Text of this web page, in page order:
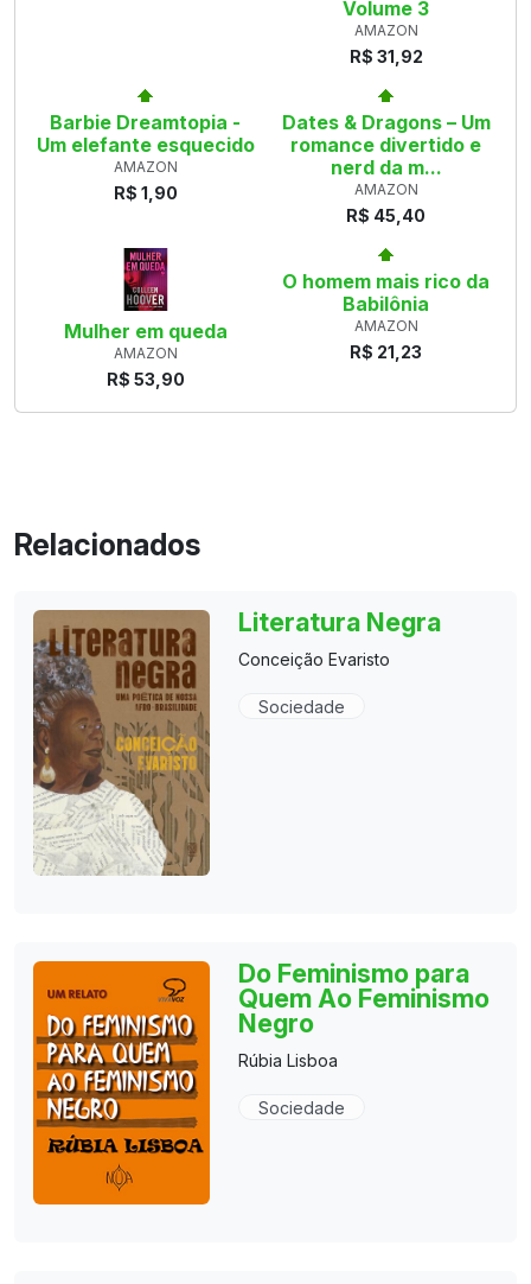
Volume 3
AMAZON
R$ 31,92
Barbie Dreamtopia -
Um elefante esquecido
AMAZON
R$ 1,90
Dates & Dragons – Um
romance divertido e
nerd da m...
AMAZON
R$ 45,40
Mulher em queda
AMAZON
R$ 53,90
O homem mais rico da
Babilônia
AMAZON
R$ 21,23
Relacionados
Literatura Negra
Conceição Evaristo
Sociedade
Do Feminismo para
Quem Ao Feminismo
Negro
Rúbia Lisboa
Sociedade